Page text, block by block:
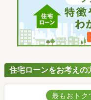
住宅ローンをお考えの
最もおトク